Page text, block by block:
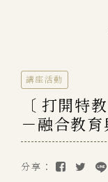
講座活動
〔 打開特
－融合教育
分享：